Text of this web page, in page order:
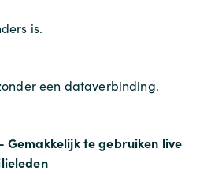
is.
een dataverbinding.
Gemakkelijk te gebruiken live